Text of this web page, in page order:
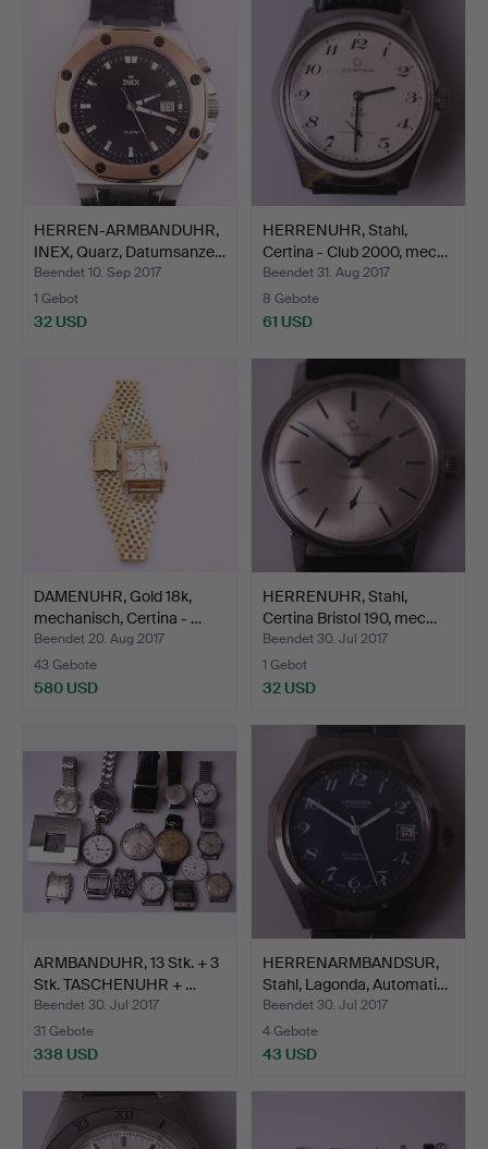
HERREN-ARMBANDUHR,
INEX, Quarz, Datumsanze…
Beendet 10. Sep 2017
1 Gebot
32 USD
HERRENUHR, Stahl,
Certina - Club 2000, mec…
Beendet 31. Aug 2017
8 Gebote
61 USD
DAMENUHR, Gold 18k,
mechanisch, Certina - …
Beendet 20. Aug 2017
43 Gebote
580 USD
HERRENUHR, Stahl,
Certina Bristol 190, mec…
Beendet 30. Jul 2017
1 Gebot
32 USD
ARMBANDUHR, 13 Stk. + 3
Stk. TASCHENUHR + …
Beendet 30. Jul 2017
31 Gebote
338 USD
HERRENARMBANDSUR,
Stahl, Lagonda, Automati…
Beendet 30. Jul 2017
4 Gebote
43 USD